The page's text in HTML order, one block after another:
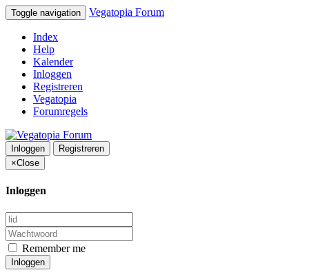
Toggle navigation Vegatopia Forum
Index
Help
Kalender
Inloggen
Registreren
Vegatopia
Forumregels
Inloggen
Registreren
×Close
Inloggen
Remember me
Inloggen